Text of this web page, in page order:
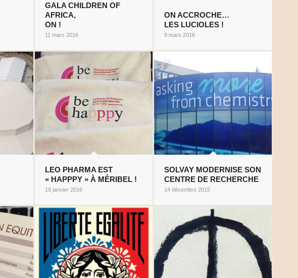
GALA CHILDREN OF
AFRICA,
ON !
11 mars 2016
ON ACCROCHE…
LES LUCIOLES !
9 mars 2016
LEO PHARMA EST
« HAPPPY » À MÉRIBEL !
19 janvier 2016
SOLVAY MODERNISE SON
CENTRE DE RECHERCHE
14 décembre 2015